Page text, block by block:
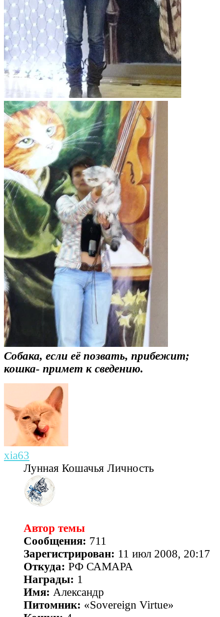
Собака, если её позвать, прибежит;
кошка- примет к сведению.
xia63
Лунная Кошачья Личность
Автор темы
Сообщения: 711
Зарегистрирован: 11 июл 2008, 20:17
Откуда: РФ САМАРА
Награды: 1
Имя: Александр
Питомник: «Sovereign Virtue»